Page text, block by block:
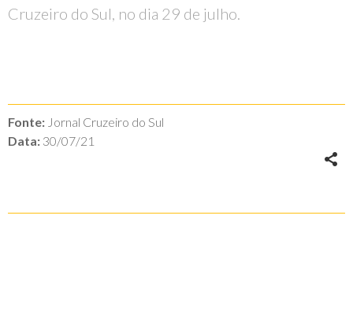
Cruzeiro do Sul, no dia 29 de julho.
Fonte: Jornal Cruzeiro do Sul
Data: 30/07/21